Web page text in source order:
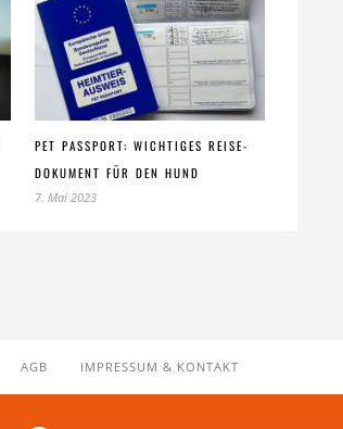
PET PASSPORT: WICHTIGES REISE-
DOKUMENT FÜR DEN HUND
7. Mai 2023
AGB IMPRESSUM & KONTAKT